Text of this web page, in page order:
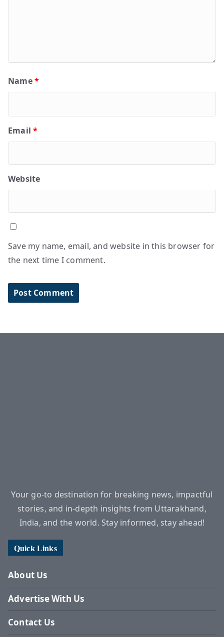
Name*
Email*
Website
Save my name, email, and website in this browser for
the next time I comment.
Your go-to destination for breaking news, impactful
stories, and in-depth insights from Uttarakhand,
India, and the world. Stay informed, stay ahead!
Quick Links
About Us
Advertise With Us
Contact Us